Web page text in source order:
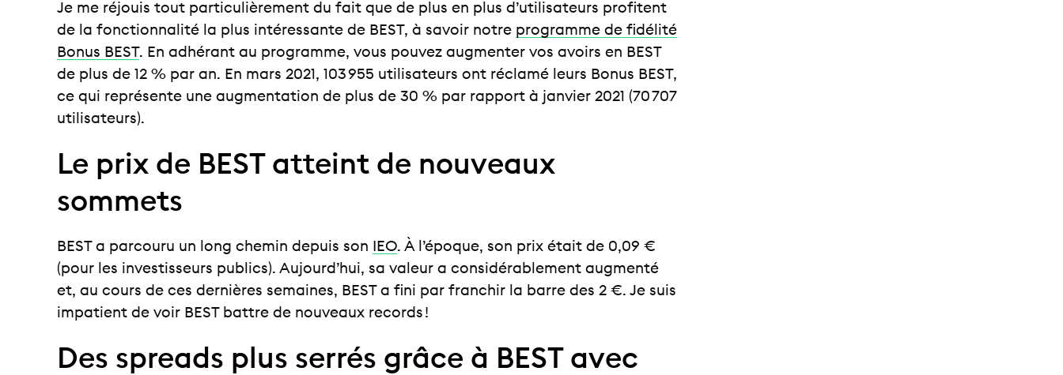
Je me réjouis tout particulièrement du fait que de plus en plus d’utilisateurs profitent
de la fonctionnalité la plus intéressante de BEST, à savoir notre programme de fidélité
Bonus BEST. En adhérant au programme, vous pouvez augmenter vos avoirs en BEST
de plus de 12 % par an. En mars 2021, 103 955 utilisateurs ont réclamé leurs Bonus BEST,
ce qui représente une augmentation de plus de 30 % par rapport à janvier 2021 (70 707
utilisateurs).
Le prix de BEST atteint de nouveaux
sommets
BEST a parcouru un long chemin depuis son IEO. À l’époque, son prix était de 0,09 €
(pour les investisseurs publics). Aujourd’hui, sa valeur a considérablement augmenté
et, au cours de ces dernières semaines, BEST a fini par franchir la barre des 2 €. Je suis
impatient de voir BEST battre de nouveaux records !
Des spreads plus serrés grâce à BEST avec